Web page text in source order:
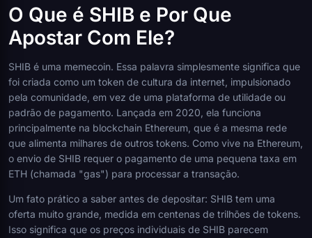
O Que é SHIB e Por Que
Apostar Com Ele?
SHIB é uma memecoin. Essa palavra simplesmente significa que
foi criada como um token de cultura da internet, impulsionado
pela comunidade, em vez de uma plataforma de utilidade ou
padrão de pagamento. Lançada em 2020, ela funciona
principalmente na blockchain Ethereum, que é a mesma rede
que alimenta milhares de outros tokens. Como vive na Ethereum,
o envio de SHIB requer o pagamento de uma pequena taxa em
ETH (chamada "gas") para processar a transação.
Um fato prático a saber antes de depositar: SHIB tem uma
oferta muito grande, medida em centenas de trilhões de tokens.
Isso significa que os preços individuais de SHIB parecem